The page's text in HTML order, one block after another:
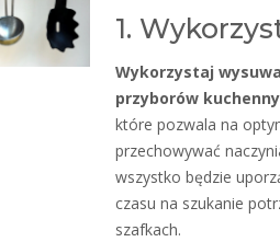
1.
Wykorzystaj
przyborów
które pozwala na
przechowywać
wszystko będzie
czasu na szukanie
szafkach.